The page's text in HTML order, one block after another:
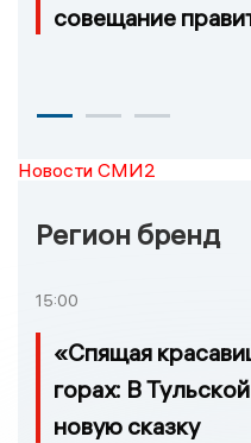
совещание
Новости СМИ2
Регион бренд
15:00
«Спящая
горах: В
новую сказку